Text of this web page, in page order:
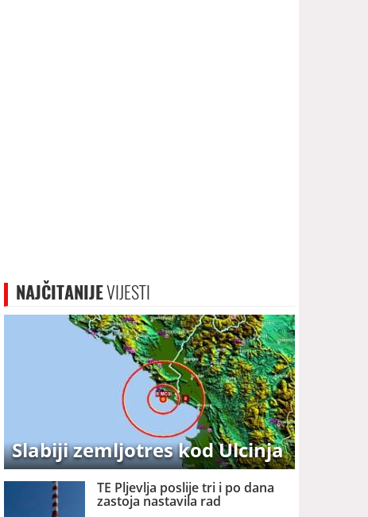
NAJČITANIJEVIJESTI
Slabiji zemljotres kod Ulcinja
TE Pljevlja poslije tri i po dana
zastoja nastavila rad